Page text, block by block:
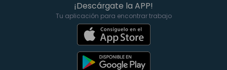
¡Descárgate la APP!
Tu aplicación para encontrar trabajo